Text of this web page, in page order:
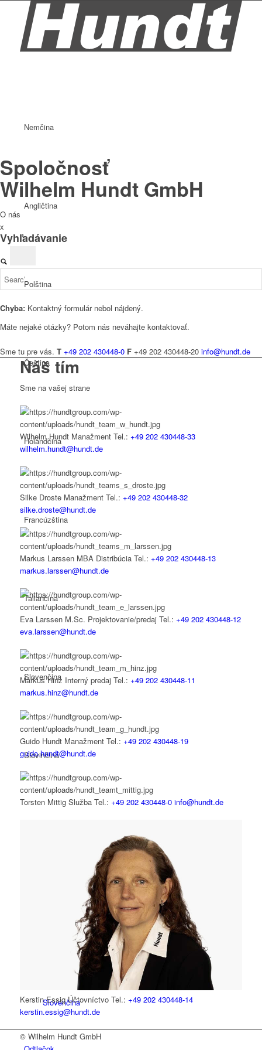
Nemčina
Angličtina
Polština
Čeština
Holandčina
Francúzština
Taliančina
Slovenčina
Slovinčina
Predajňa náradiaKatalógy
Slovenčina
Spoločnosť
Wilhelm Hundt GmbH
O nás
x
Vyhľadávanie
Chyba: Kontaktný formulár nebol nájdený.
Máte nejaké otázky? Potom nás neváhajte kontaktovať.
Sme tu pre vás. T +49 202 430448-0 F +49 202 430448-20 info@hundt.de
Náš tím
Sme na vašej strane
Wilhelm Hundt Manažment Tel.: +49 202 430448-33
wilhelm.hundt@hundt.de
Silke Droste Manažment Tel.: +49 202 430448-32
silke.droste@hundt.de
Markus Larssen MBA Distribúcia Tel.: +49 202 430448-13
markus.larssen@hundt.de
Eva Larssen M.Sc. Projektovanie/predaj Tel.: +49 202 430448-12
eva.larssen@hundt.de
Markus Hinz Interný predaj Tel.: +49 202 430448-11
markus.hinz@hundt.de
Guido Hundt Manažment Tel.: +49 202 430448-19
guido.hundt@hundt.de
Torsten Mittig Služba Tel.: +49 202 430448-0 info@hundt.de
Kerstin EssigÚčtovníctvo Tel.: +49 202 430448-14
kerstin.essig@hundt.de
© Wilhelm Hundt GmbH